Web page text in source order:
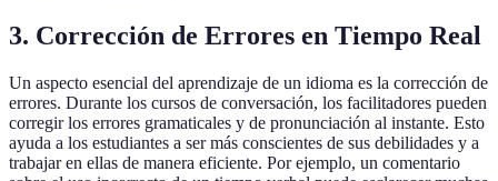
3. Corrección de Errores en Tiempo Real
Un aspecto esencial del aprendizaje de un idioma es la corrección de
errores. Durante los cursos de conversación, los facilitadores pueden
corregir los errores gramaticales y de pronunciación al instante. Esto
ayuda a los estudiantes a ser más conscientes de sus debilidades y a
trabajar en ellas de manera eficiente. Por ejemplo, un comentario